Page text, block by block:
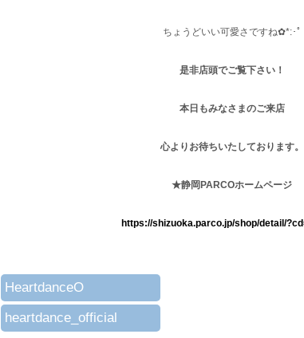
ちょうどいい可愛さですね✿*:･ﾟ
是非店頭でご覧下さい！
本日もみなさまのご来店
心よりお待ちいたしております。
★静岡PARCOホームページ
https://shizuoka.parco.jp/shop/detail/
HeartdanceO
heartdance_official